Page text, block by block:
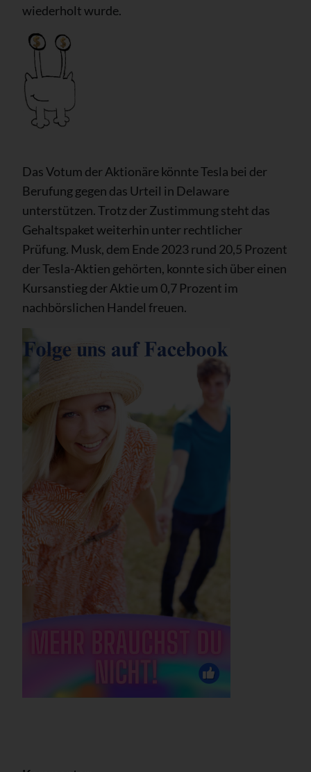
wiederholt wurde.
Das Votum der Aktionäre könnte Tesla bei der
Berufung gegen das Urteil in Delaware
unterstützen. Trotz der Zustimmung steht das
Gehaltspaket weiterhin unter rechtlicher
Prüfung. Musk, dem Ende 2023 rund 20,5 Prozent
der Tesla-Aktien gehörten, konnte sich über einen
Kursanstieg der Aktie um 0,7 Prozent im
nachbörslichen Handel freuen.